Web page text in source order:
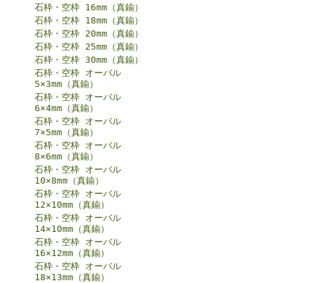
石枠・空枠 16mm（真鍮）
石枠・空枠 18mm（真鍮）
石枠・空枠 20mm（真鍮）
石枠・空枠 25mm（真鍮）
石枠・空枠 30mm（真鍮）
石枠・空枠 オーバル
5×3mm（真鍮）
石枠・空枠 オーバル
6×4mm（真鍮）
石枠・空枠 オーバル
7×5mm（真鍮）
石枠・空枠 オーバル
8×6mm（真鍮）
石枠・空枠 オーバル
10×8mm（真鍮）
石枠・空枠 オーバル
12×10mm（真鍮）
石枠・空枠 オーバル
14×10mm（真鍮）
石枠・空枠 オーバル
16×12mm（真鍮）
石枠・空枠 オーバル
18×13mm（真鍮）